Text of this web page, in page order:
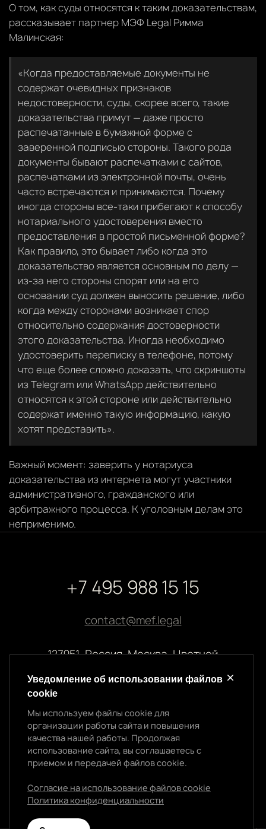
О том, как суды относятся к таким доказательствам,
рассказывает партнер МЭФ Legal Римма
Малинская:
«Когда предоставляемые документы не
содержат очевидных признаков
недостоверности, суды, скорее всего, такие
доказательства примут — даже просто
распечатанные в бумажной форме с
заверенной подписью стороны. Такого рода
документы бывают распечатками с сайтов,
распечатками из электронной почты, очень
часто встречаются и принимаются. Почему
иногда стороны все-таки прибегают к способу
нотариального удостоверения вместо
предоставления в простой письменной форме?
Как правило, это бывает либо когда это
доказательство является основным по делу —
из-за него стороны спорят или на его
основании суд должен выносить решение, либо
когда между сторонами возникает спор
относительно содержания достоверности
этого доказательства. Иногда необходимо
удостоверить переписку в телефоне, потому
что еще более сложно доказать, что скриншоты
из Telegram или WhatsApp действительно
относятся к этой стороне или действительно
содержат именно такую информацию, какую
хотят представить».
Важный момент: заверить у нотариуса
доказательства из интернета могут участники
административного, гражданского или
арбитражного процесса. К уголовным делам это
неприменимо.
+7 495 988 15 15
contact@mef.legal
127051, Россия, Москва, Цветной
Реквизиты компании
ООО “МЭФ ЛИГАЛ”
ИНН 7704874992
ОГРН 5147746145718
Политика конфиденциальности
Уведомление об использовании файлов
cookie
Мы используем файлы cookie для
организации работы сайта и повышения
качества нашей работы. Продолжая
использование сайта, вы соглашаетесь с
приемом и передачей файлов cookie.
Согласие на использование файлов cookie
Политика конфиденциальности